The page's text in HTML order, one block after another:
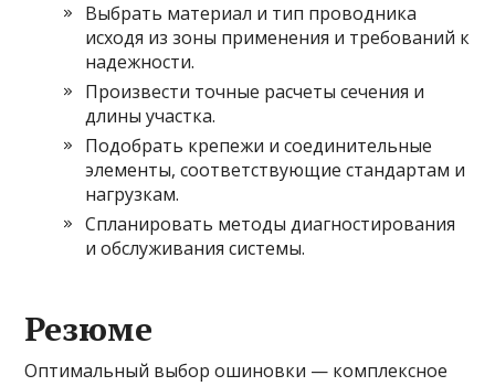
Выбрать материал и тип проводника
исходя из зоны применения и требований к
надежности.
Произвести точные расчеты сечения и
длины участка.
Подобрать крепежи и соединительные
элементы, соответствующие стандартам и
нагрузкам.
Спланировать методы диагностирования
и обслуживания системы.
Резюме
Оптимальный выбор ошиновки — комплексное